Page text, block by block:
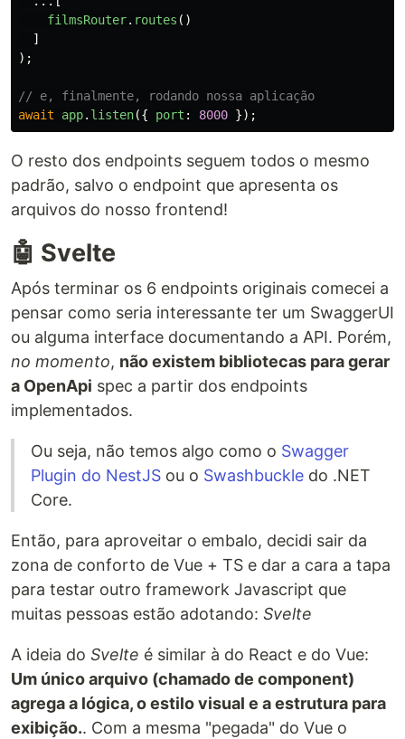
filmsRouter. routes ()
]
);
// e, finalmente, rodando nossa aplicação
await
app. listen({ port : 8000 });
O resto dos endpoints seguem todos o mesmo
padrão, salvo o endpoint que apresenta os
arquivos do nosso frontend!
🤖 Svelte
Após terminar os 6 endpoints originais comecei a
pensar como seria interessante ter um SwaggerUI
ou alguma interface documentando a API. Porém,
no momento, não existem bibliotecas para gerar
a OpenApi spec a partir dos endpoints
implementados.
Ou seja, não temos algo como o Swagger
Plugin do NestJS ou o Swashbuckle do .NET
Core.
Então, para aproveitar o embalo, decidi sair da
zona de conforto de Vue + TS e dar a cara a tapa
para testar outro framework Javascript que
muitas pessoas estão adotando: Svelte
A ideia do Svelte é similar à do React e do Vue:
Um único arquivo (chamado de component)
agrega a lógica, o estilo visual e a estrutura para
exibição.. Com a mesma "pegada" do Vue o